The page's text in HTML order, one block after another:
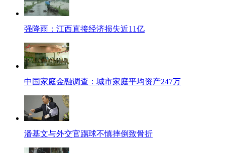
强降雨：江西直接经济损失近11亿
中国家庭金融调查：城市家庭平均资产247万
潘基文与外交官踢球不慎摔倒致骨折